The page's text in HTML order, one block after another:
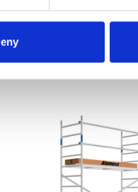
€437,00